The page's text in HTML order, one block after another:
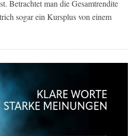
Betrachtet man die Gesamtrendite
sogar ein Kursplus von einem